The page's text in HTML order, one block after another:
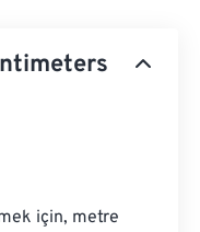
için, metre